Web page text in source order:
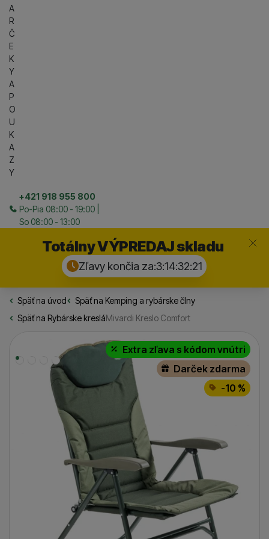
A
R
Č
E
K
Y
A
P
O
U
K
A
Z
Y
+421 918 955 800
Po-Pia 08:00 - 19:00 |
So 08:00 - 13:00
Totálny VÝPREDAJ skladu
Zľavy končia za:3:14:32:20
Zavrieť
Späť na úvodRybarske.sk
Späť na Kemping a rybárske člny
Späť na Rybárske kresláMivardi Kreslo Comfort
Fotografie
Extra zľava s kódom vnútri
Darček zdarma
-10 %